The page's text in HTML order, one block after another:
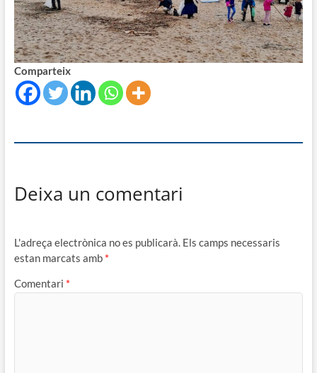
Comparteix
Deixa un comentari
L'adreça electrònica no es publicarà. Els camps necessaris
estan marcats amb *
Comentari *